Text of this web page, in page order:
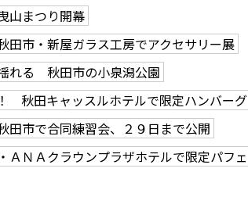
山まつり開幕
市・新屋ガラス工房でアクセサリー展
れる 秋田市の小泉潟公園
秋田キャッスルホテルで限定ハンバーグ
市で合同練習会、２９日まで公開
ＮＡクラウンプラザホテルで限定パフェ